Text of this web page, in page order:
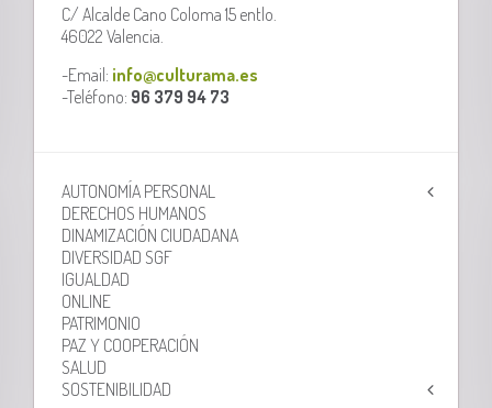
C/ Alcalde Cano Coloma 15 entlo.
46022 Valencia.
-Email: info@culturama.es
-Teléfono: 96 379 94 73
AUTONOMÍA PERSONAL
DERECHOS HUMANOS
DINAMIZACIÓN CIUDADANA
DIVERSIDAD SGF
IGUALDAD
ONLINE
PATRIMONIO
PAZ Y COOPERACIÓN
SALUD
SOSTENIBILIDAD